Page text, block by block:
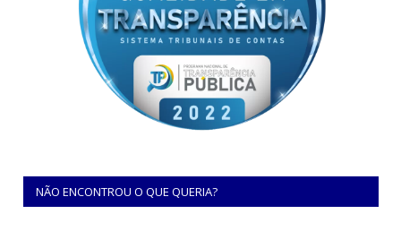
NÃO ENCONTROU O QUE QUERIA?